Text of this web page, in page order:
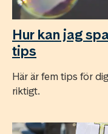
Hur kan jag
tips
Här är fem tips för
riktigt.